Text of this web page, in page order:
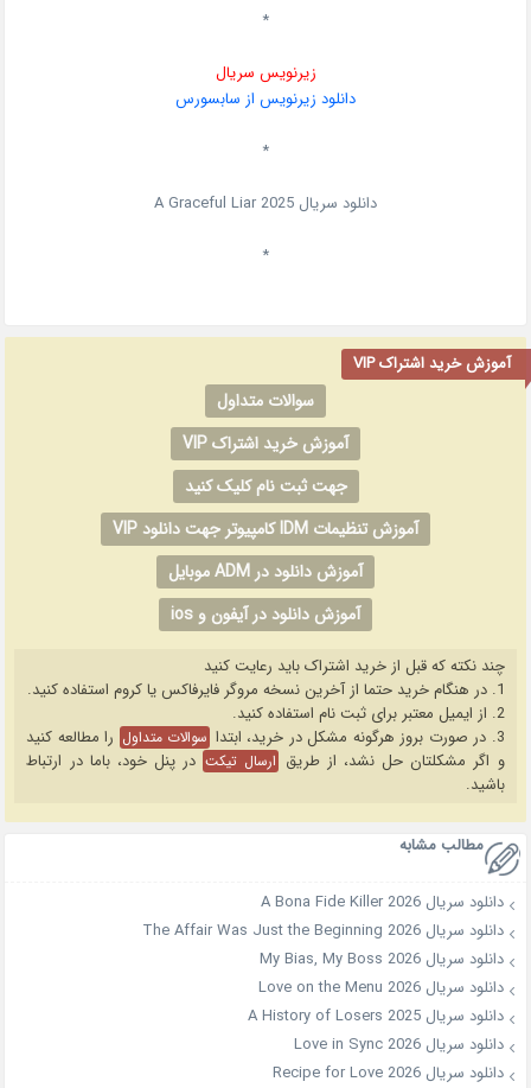
*
زیرنویس سریال
دانلود زیرنویس از سابسورس
*
دانلود سریال A Graceful Liar 2025
*
آموزش خرید اشتراک VIP
سوالات متداول
آموزش خرید اشتراک VIP
جهت ثبت نام کلیک کنید
آموزش تنظیمات IDM کامپیوتر جهت دانلود VIP
آموزش دانلود در ADM موبایل
آموزش دانلود در آیفون و ios
چند نکته که قبل از خرید اشتراک باید رعایت کنید
1. در هنگام خرید حتما از آخرین نسخه مروگر فایرفاکس یا کروم استفاده کنید.
2. از ایمیل معتبر برای ثبت نام استفاده کنید.
3. در صورت بروز هرگونه مشکل در خرید، ابتدا
سوالات متداول را مطالعه کنید
و اگر مشکلتان حل نشد، از طریق ارسال تیکت در پنل خود، باما در ارتباط
باشید.
مطالب مشابه
دانلود سریال A Bona Fide Killer 2026
دانلود سریال The Affair Was Just the Beginning 2026
دانلود سریال My Bias, My Boss 2026
دانلود سریال Love on the Menu 2026
دانلود سریال A History of Losers 2025
دانلود سریال Love in Sync 2026
دانلود سریال Recipe for Love 2026